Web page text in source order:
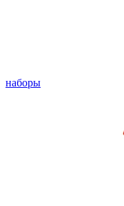
наборы